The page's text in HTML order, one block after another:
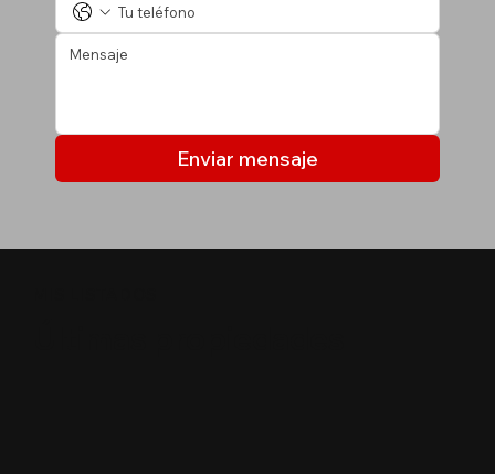
Enviar mensaje